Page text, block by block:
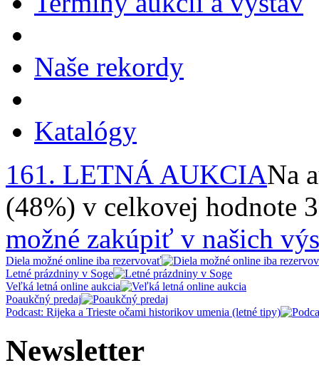
Naše rekordy
Katalógy
161. LETNÁ AUKCIANa
(48%) v celkovej hodnote
možné zakúpiť v našich
Diela možné online iba rezervovať
Letné prázdniny v Soge
Veľká letná online aukcia
Poaukčný predaj
Podcast: Rijeka a Trieste očami historikov umenia (letné tipy)
Newsletter